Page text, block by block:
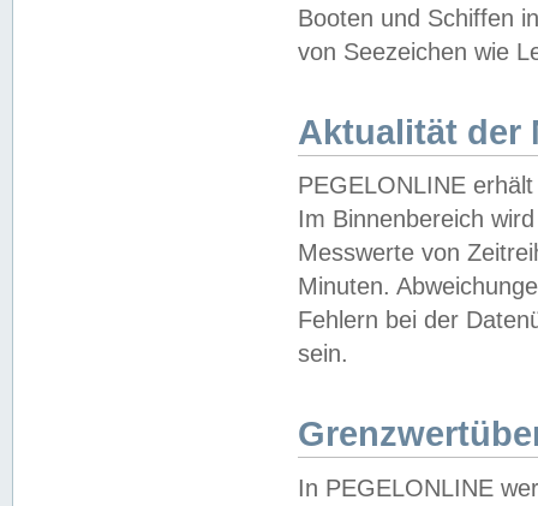
Booten und Schiffen
von Seezeichen wie
Aktualität der
PEGELONLINE
Im Binnenbereich
Messwerte von
Minuten.
Fehlern bei der
sein.
In PEGELONLINE